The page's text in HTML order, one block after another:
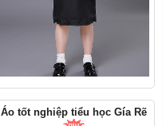
Áo tốt nghiệp tiểu học Gía Rẽ